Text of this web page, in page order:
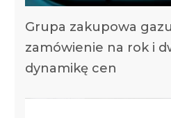
Grupa zakupowa gazu
zamówienie na rok i
dynamikę cen